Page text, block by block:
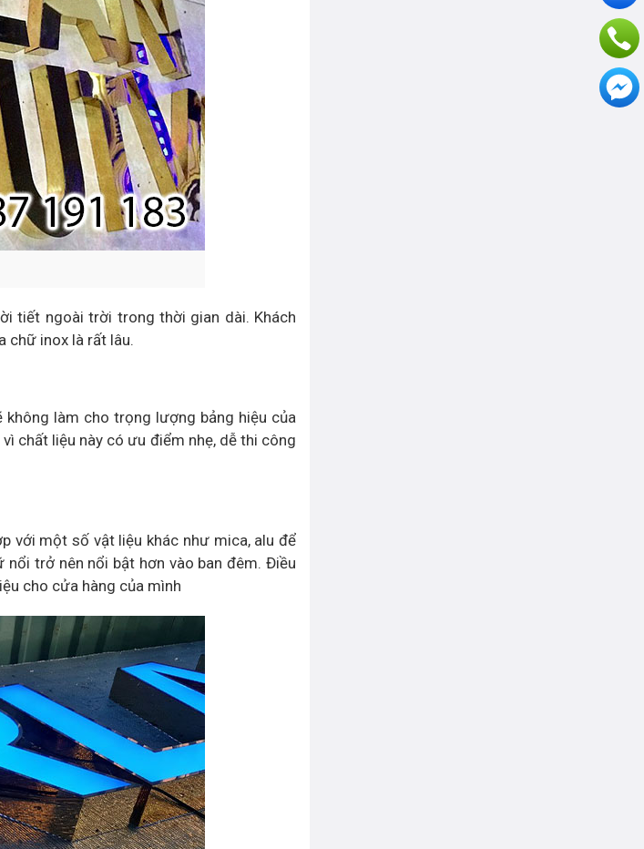
tiết ngoài trời trong thời gian dài. Khách
chữ inox là rất lâu.
làm cho trọng lượng bảng hiệu của
chất liệu này có ưu điểm nhẹ, dễ thi công
với một số vật liệu khác như mica, alu để
trở nên nổi bật hơn vào ban đêm. Điều
cho cửa hàng của mình